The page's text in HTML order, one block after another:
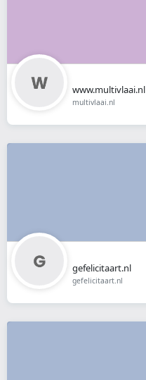
www.multivlaai.nl
multivlaai.nl
gefelicitaart.nl
gefelicitaart.nl